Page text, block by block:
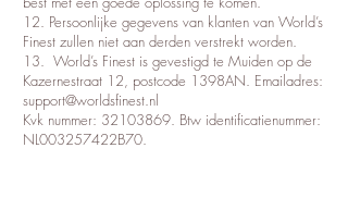
12. Persoonlijke gegevens van klanten van World’s
Finest zullen niet aan derden verstrekt worden.
13. World’s Finest is gevestigd te Muiden op de
Kazernestraat 12, postcode 1398AN. Emailadres:
support@worldsfinest.nl
Kvk nummer: 32103869. Btw identificatienummer:
NL003257422B70.